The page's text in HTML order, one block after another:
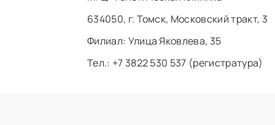
634050, г. Томск, Московский тракт, 3
Филиал: ​Улица Яковлева, 35
Тел.: +7 3822 530 537 (регистратура)